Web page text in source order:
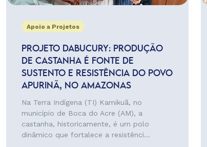
Apoio a Projetos
PROJETO DABUCURY: PRODUÇÃO
DE CASTANHA É FONTE DE
SUSTENTO E RESISTÊNCIA DO POVO
APURINÃ, NO AMAZONAS
Na Terra Indígena (TI) Kamikuã, no
município de Boca do Acre (AM), a
castanha, historicamente, é um polo
dinâmico que fortalece a resistênci...